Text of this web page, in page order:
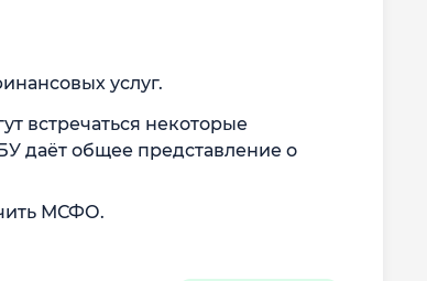
услуг.
встречаться некоторые
даёт общее представление о
МСФО.